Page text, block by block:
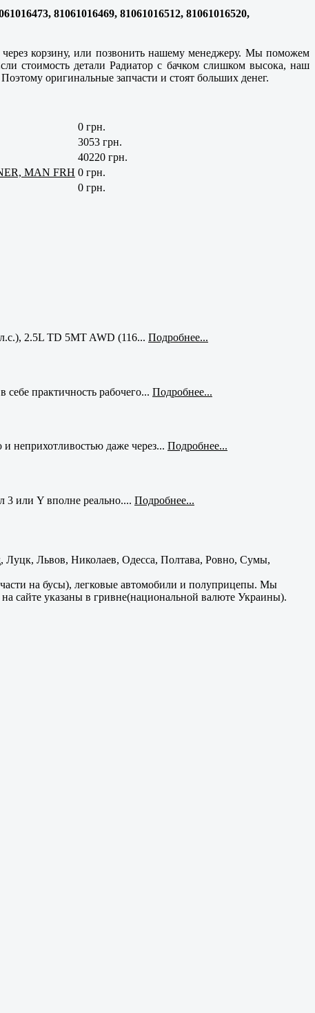
81061016469, 81061016512, 81061016520,
через корзину, или позвонить нашему менеджеру. Мы поможем
стоимость детали Радиатор с бачком слишком высока, наш
оригинальные запчасти и стоят больших денег.
0 грн.
3053 грн.
40220 грн.
MAN FRH 0 грн.
0 грн.
2.5L TD 5MT AWD (116... Подробнее...
практичность рабочего... Подробнее...
неприхотливостью даже через... Подробнее...
3 или Y вполне реально.... Подробнее...
Львов, Николаев, Одесса, Полтава, Ровно, Сумы,
на бусы), легковые автомобили и полуприцепы. Мы
сайте указаны в гривне(национальной валюте Украины).